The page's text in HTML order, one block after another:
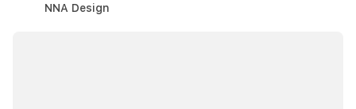
NNA Design